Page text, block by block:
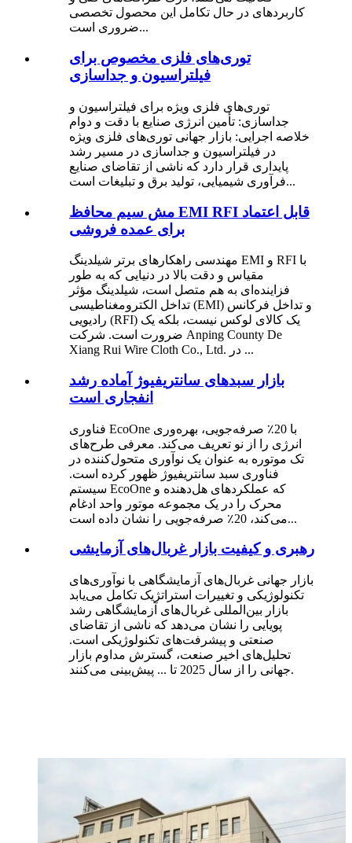
کاربردهای در حال تکامل این محصول تخصصی
ضروری است...
توری‌های فلزی مخصوص برای
فیلتراسیون و جداسازی
توری‌های فلزی ویژه برای فیلتراسیون و
جداسازی: تأمین انرژی صنایع با دقت و دوام
خلاصه اجرایی: بازار جهانی توری‌های فلزی ویژه
در فیلتراسیون و جداسازی در مسیر رشد
پایداری قرار دارد که ناشی از تقاضای صنایع
فرآوری شیمیایی، تولید برق و تبلیغات است...
مش سیم محافظ EMI RFI قابل اعتماد
برای عمده فروشی
مهندسی راهکارهای برتر شیلدینگ EMI و RFI با
مقیاس و دقت بالا در دنیایی که به طور
فزاینده‌ای به هم متصل است، شیلدینگ مؤثر
تداخل الکترومغناطیسی (EMI) و تداخل فرکانس
رادیویی (RFI) یک کالای لوکس نیست، بلکه یک
ضرورت است. شرکت Anping County De
Xiang Rui Wire Cloth Co., Ltd. در ...
بازار سبدهای سانتریفیوژ آماده رشد
انفجاری است
فناوری EcoOne با 20٪ صرفه‌جویی، بهره‌وری
انرژی را از نو تعریف می‌کند. معرفی طرح‌های
تک موتوره به عنوان یک نوآوری متحول‌کننده در
فناوری سبد سانتریفیوژ ظهور کرده است.
سیستم EcoOne که عملکردهای هل‌دهنده و
محرک را در یک مجموعه موتور واحد ادغام
می‌کند، 20٪ صرفه‌جویی را نشان داده است...
رهبری و کیفیت بازار غربال‌های آزمایشی
بازار جهانی غربال‌های آزمایشگاهی با نوآوری‌های
تکنولوژیکی و تغییرات استراتژیک تکامل می‌یابد
بازار بین‌المللی غربال‌های آزمایشگاهی رشد
پویایی را نشان می‌دهد که ناشی از تقاضای
صنعتی و پیشرفت‌های تکنولوژیکی است.
تحلیل‌های اخیر صنعت، گسترش مداوم بازار
جهانی را از سال 2025 تا ... پیش‌بینی می‌کنند.